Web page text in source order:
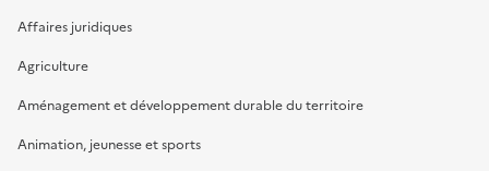
Affaires juridiques
Agriculture
Aménagement et développement durable du territoire
Animation, jeunesse et sports